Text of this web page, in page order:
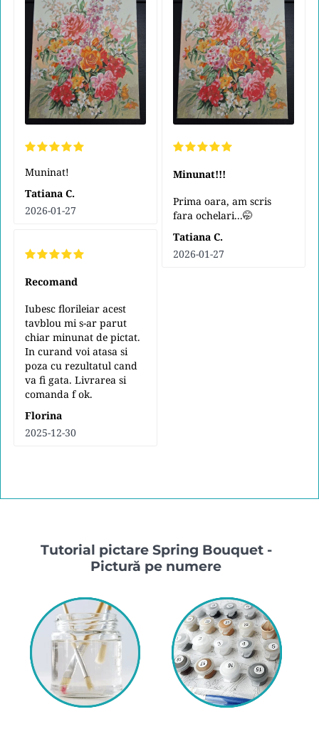
Muninat!
Tatiana C.
2026-01-27
Minunat!!!
Prima oara, am scris
fara ochelari...🤭
Tatiana C.
2026-01-27
Recomand
Iubesc florileiar acest
tavblou mi s-ar parut
chiar minunat de pictat.
In curand voi atasa si
poza cu rezultatul cand
va fi gata. Livrarea si
comanda f ok.
Florina
2025-12-30
Tutorial pictare Spring Bouquet -
Pictură pe numere